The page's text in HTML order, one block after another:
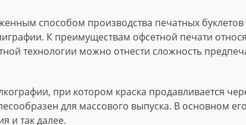
способом производства печатных буклетов
К преимуществам офсетной печати
технологии можно отнести сложность
при котором краска продавливается
для массового выпуска. В основном
и так далее.